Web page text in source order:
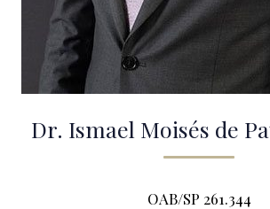
Dr. Ismael Moisés de
OAB/SP 261.344